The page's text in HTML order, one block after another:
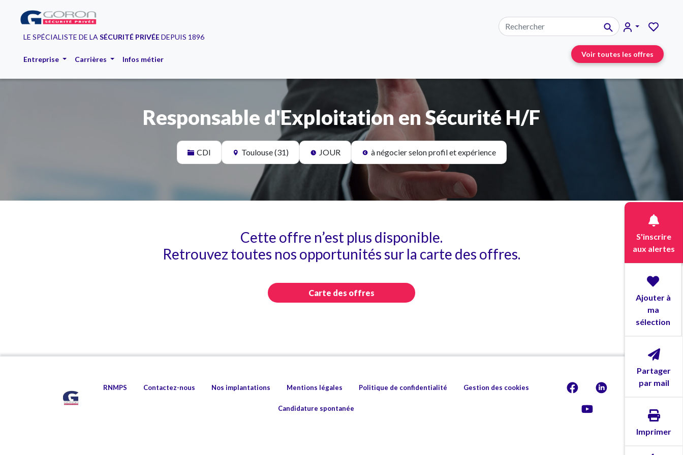
LE SPÉCIALISTE DE LA SÉCURITÉ PRIVÉEDEPUIS 1896
Entreprise Carrières Infos métier
Voir toutes les offres
S'inscrire
aux alertes
Ajouter à
ma
sélection
Partager
par mail
Imprimer
Responsable d'Exploitation en Sécurité H/F
CDI Toulouse (31) JOUR à négocier selon profil et expérience
Cette offre n’est plus disponible.
Retrouvez toutes nos opportunités sur la carte des offres.
Carte des offres
RNMPS Contactez-nous Nos implantations Mentions légales Politique de confidentialité Gestion des cookies
Candidature spontanée